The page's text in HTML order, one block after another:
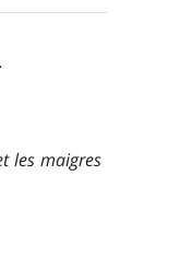
les maigres